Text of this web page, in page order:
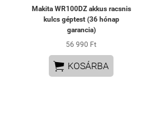
Makita WR100DZ akkus racsnis
kulcs géptest (36 hónap
garancia)
56 990 Ft
 KOSÁRBA